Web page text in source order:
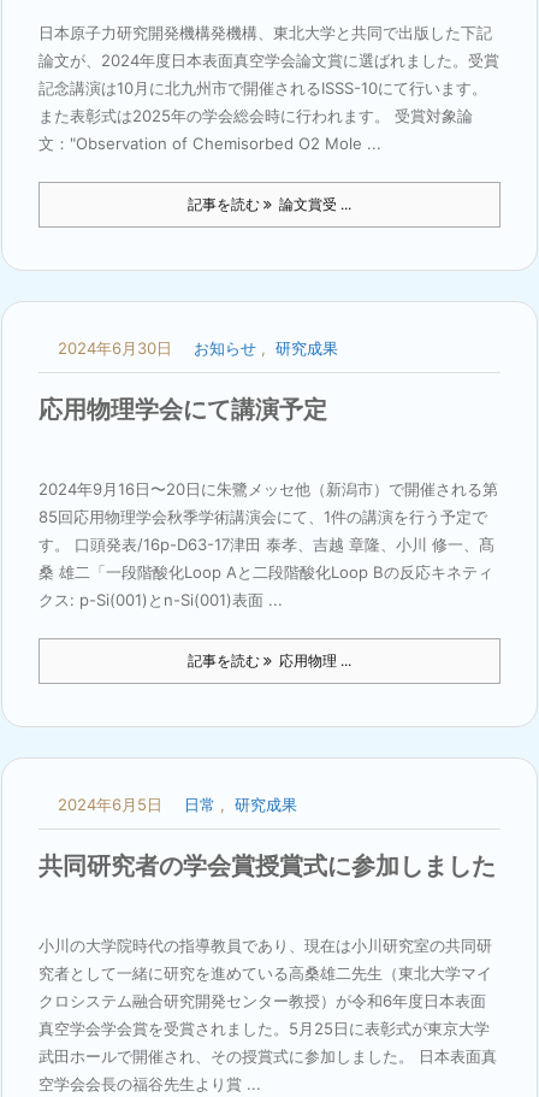
日本原子力研究開発機構発機構、東北大学と共同で出版した下記
論文が、2024年度日本表面真空学会論文賞に選ばれました。受賞
記念講演は10月に北九州市で開催されるISSS-10にて行います。
また表彰式は2025年の学会総会時に行われます。 受賞対象論
文："Observation of Chemisorbed O2 Mole ...
記事を読む 論文賞受 ...
2024年6月30日 お知らせ , 研究成果
応用物理学会にて講演予定
2024年9月16日〜20日に朱鷺メッセ他（新潟市）で開催される第
85回応用物理学会秋季学術講演会にて、1件の講演を行う予定で
す。 口頭発表/16p-D63-17津⽥ 泰孝、吉越 章隆、⼩川 修⼀、髙
桑 雄⼆「⼀段階酸化Loop Aと⼆段階酸化Loop Bの反応キネティ
クス: p-Si(001)とn-Si(001)表⾯ ...
記事を読む 応用物理 ...
2024年6月5日 日常 , 研究成果
共同研究者の学会賞授賞式に参加しました
小川の大学院時代の指導教員であり、現在は小川研究室の共同研
究者として一緒に研究を進めている高桑雄二先生（東北大学マイ
クロシステム融合研究開発センター教授）が令和6年度日本表面
真空学会学会賞を受賞されました。5月25日に表彰式が東京大学
武田ホールで開催され、その授賞式に参加しました。 日本表面真
空学会会長の福谷先生より賞 ...